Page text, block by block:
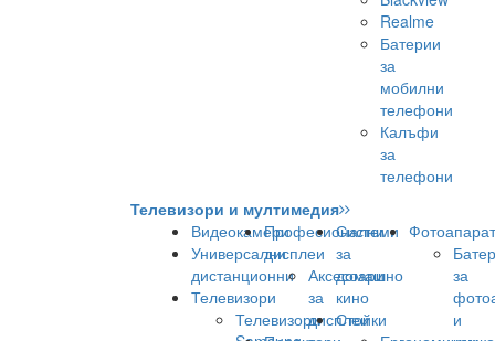
Realme
Батерии
за
мобилни
телефони
Калъфи
за
телефони
Телевизори и мултимедия
Видеокамери
Универсални
дистанционни
Телевизори
Телевизори
Професионални
дисплеи
Аксесоари
за
дисплеи
Системи
за
домашно
кино
Стойки
за
и